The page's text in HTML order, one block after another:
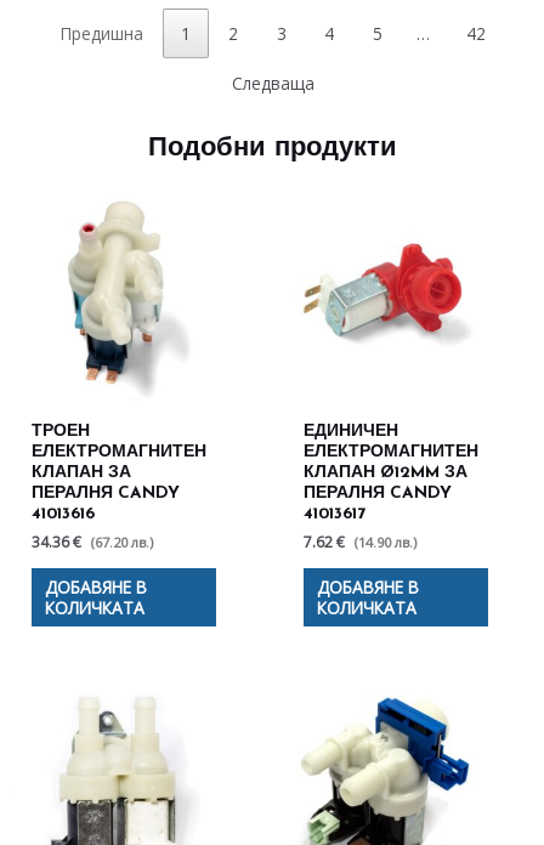
Предишна 1 2 3 4 5 … 42
Следваща
Подобни продукти
ТРОЕН
ЕЛЕКТРОМАГНИТЕН
КЛАПАН ЗА
ПЕРАЛНЯ CANDY
41013616
34.36 € (67.20 лв.)
ДОБАВЯНЕ В
КОЛИЧКАТА
ЕДИНИЧЕН
ЕЛЕКТРОМАГНИТЕН
КЛАПАН Ø12MM ЗА
ПЕРАЛНЯ CANDY
41013617
7.62 € (14.90 лв.)
ДОБАВЯНЕ В
КОЛИЧКАТА